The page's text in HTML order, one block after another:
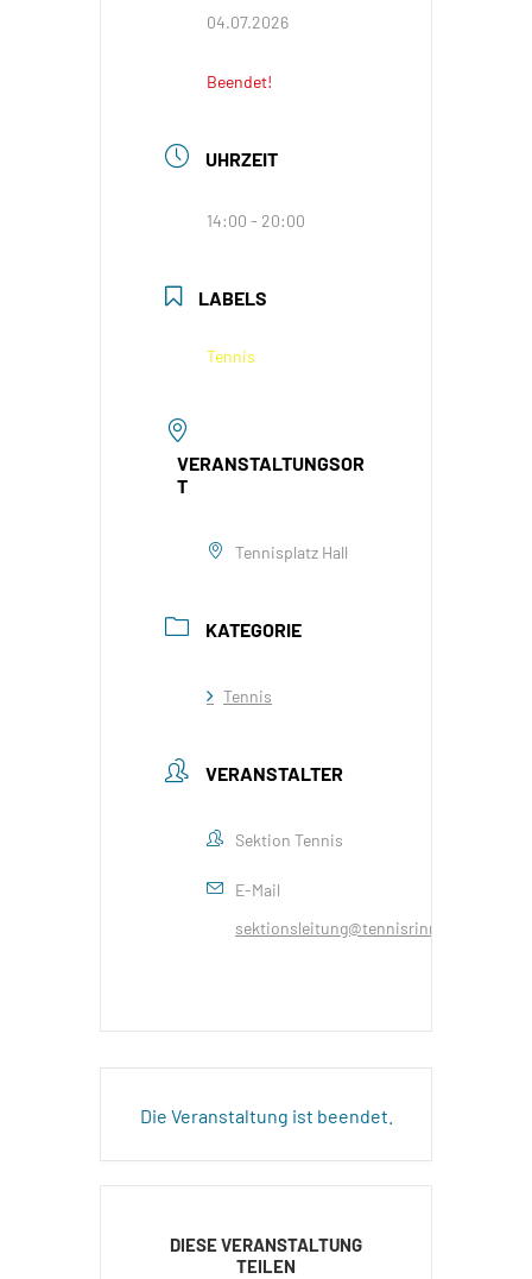
04.07.2026
Beendet!
UHRZEIT
14:00 - 20:00
LABELS
Tennis
VERANSTALTUNGSOR
T
Tennisplatz Hall
KATEGORIE
Tennis
VERANSTALTER
Sektion Tennis
E-Mail
sektionsleitung@tennisrinn.at
Die Veranstaltung ist beendet.
DIESE VERANSTALTUNG
TEILEN